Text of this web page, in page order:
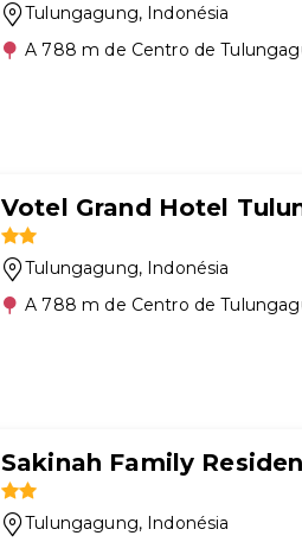
Tulungagung, Indonésia
A 788 m de Centro de
Votel Grand Hotel
Tulungagung, Indonésia
A 788 m de Centro de
Sakinah Family
Tulungagung, Indonésia